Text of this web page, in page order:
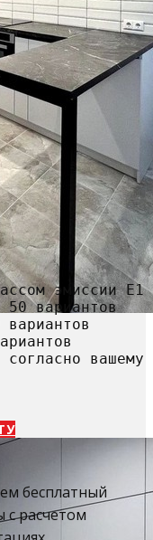
эмиссии Е1
50 вариантов
вашему
бесплатный
расчетом